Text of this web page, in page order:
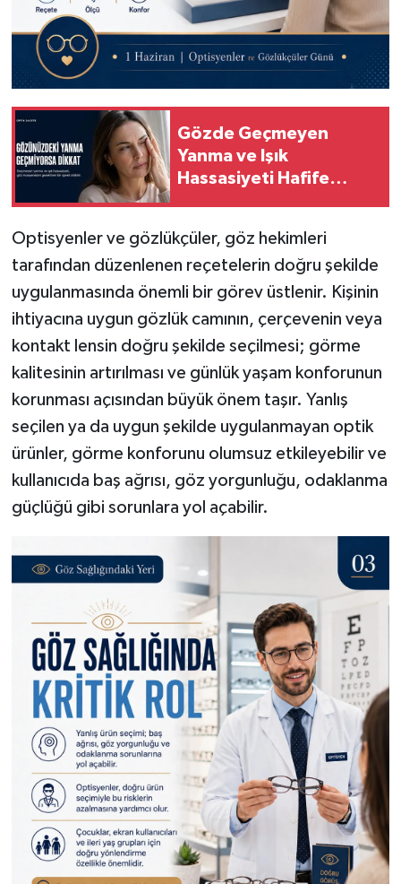
Gözde Geçmeyen
Yanma ve Işık
Hassasiyeti Hafife
Optisyenler ve gözlükçüler, göz hekimleri
tarafından düzenlenen reçetelerin doğru şekilde
uygulanmasında önemli bir görev üstlenir. Kişinin
ihtiyacına uygun gözlük camının, çerçevenin veya
kontakt lensin doğru şekilde seçilmesi; görme
kalitesinin artırılması ve günlük yaşam konforunun
korunması açısından büyük önem taşır. Yanlış
seçilen ya da uygun şekilde uygulanmayan optik
ürünler, görme konforunu olumsuz etkileyebilir ve
kullanıcıda baş ağrısı, göz yorgunluğu, odaklanma
güçlüğü gibi sorunlara yol açabilir.